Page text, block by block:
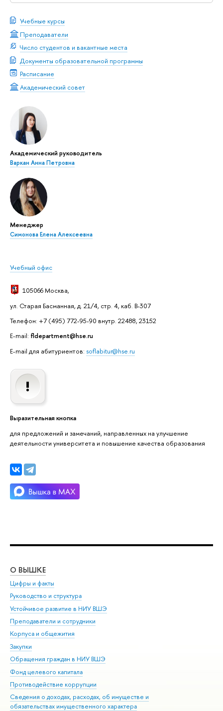
Учебные курсы
Преподаватели
Число студентов и вакантные места
Документы образовательной программы
Расписание
Академический совет
Академический руководитель
Варкан Анна Петровна
Менеджер
Симонова Елена Алексеевна
Учебный офис
105066 Москва,
ул. Старая Басманная, д. 21/4, стр. 4, каб. В-307
Телефон: +7 (495) 772-95-90 внутр. 22488, 23152
E-mail: fldepartment@hse.ru
E-mail для абитуриентов: soflabitur@hse.ru
Выразительная кнопка
для предложений и замечаний, направленных на улучшение
деятельности университета и повышение качества образования
О ВЫШКЕ
Цифры и факты
Руководство и структура
Устойчивое развитие в НИУ ВШЭ
Преподаватели и сотрудники
Корпуса и общежития
Закупки
Обращения граждан в НИУ ВШЭ
Фонд целевого капитала
Противодействие коррупции
Сведения о доходах, расходах, об имуществе и
обязательствах имущественного характера